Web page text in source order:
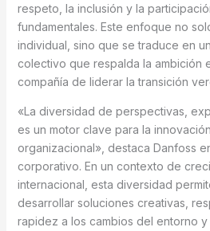
respeto, la inclusión y la
fundamentales. Este enfoque no
individual, sino que se traduce en
colectivo que respalda la ambición
compañía de liderar la transición
«La diversidad de perspectivas,
es un motor clave para la
organizacional», destaca Danfoss
corporativo. En un contexto de
internacional, esta diversidad
desarrollar soluciones creativas,
rapidez a los cambios del entorno